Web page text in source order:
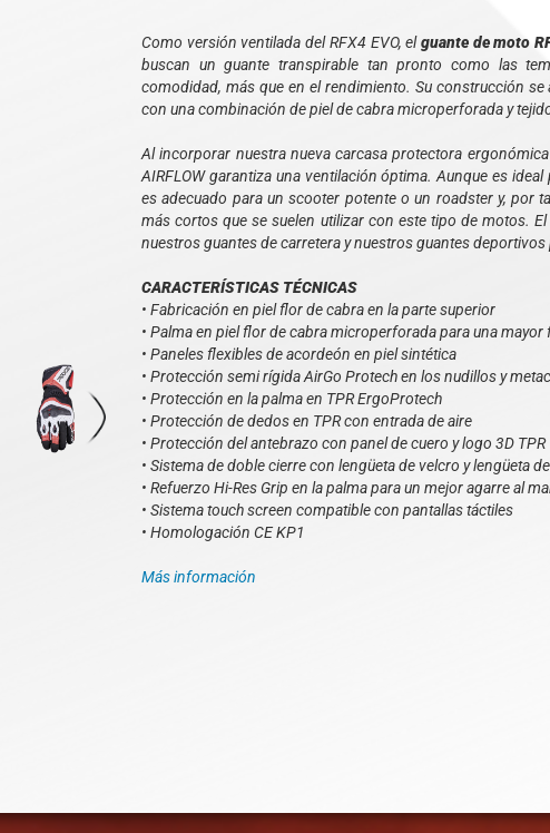
Como versión ventilada del RFX4 EVO, elguante de moto
buscan un guante transpirable tan pronto como las
comodidad, más que en el rendimiento. Su construcción
con una combinación de piel de cabra microperforada y
Al incorporar nuestra nueva carcasa protectora
AIRFLOW garantiza una ventilación óptima. Aunque es
es adecuado para un scooter potente o un roadster y, por
más cortos que se suelen utilizar con este tipo de motos.
nuestros guantes de carretera y nuestros guantes
CARACTERÍSTICAS TÉCNICAS
• Fabricación en piel flor de cabra en la parte superior
• Palma en piel flor de cabra microperforada para una
• Paneles flexibles de acordeón en piel sintética
• Protección semi rígida AirGo Protech en los nudillos y
• Protección en la palma en TPR ErgoProtech
• Protección de dedos en TPR con entrada de aire
• Protección del antebrazo con panel de cuero y logo 3D TPR
• Sistema de doble cierre con lengüeta de velcro y lengüeta
• Refuerzo Hi-Res Grip en la palma para un mejor agarre al
• Sistema touch screen compatible con pantallas táctiles
• Homologación CE KP1
Más información